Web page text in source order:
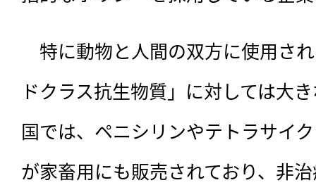
特に動物と人間の双方に使用さ
ドクラス抗生物質」に対しては大
国では、ペニシリンやテトラサイ
が家畜用にも販売されており、非